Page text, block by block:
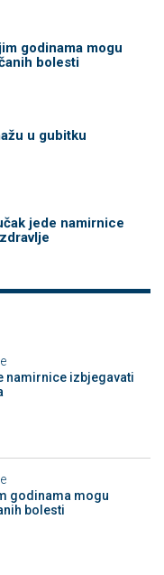
godinama mogu
bolesti
u gubitku
jede namirnice
namirnice izbjegavati
godinama mogu
bolesti